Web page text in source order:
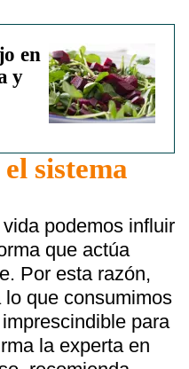
en
y
sistema
podemos influir
que actúa
Por esta razón,
que consumimos
para
la experta en